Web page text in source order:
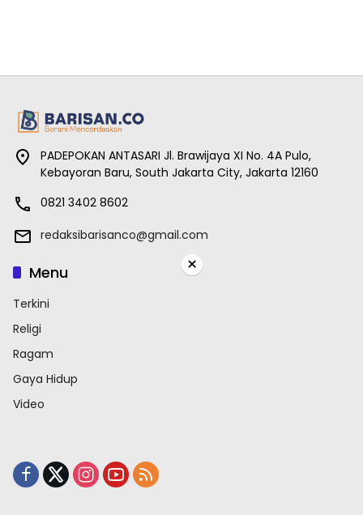
PADEPOKAN ANTASARI Jl. Brawijaya XI No. 4A Pulo,
Kebayoran Baru, South Jakarta City, Jakarta 12160
0821 3402 8602
redaksibarisanco@gmail.com
Menu
Terkini
Religi
Ragam
Gaya Hidup
Video
×